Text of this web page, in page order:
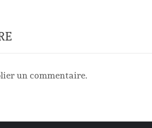
un commentaire.